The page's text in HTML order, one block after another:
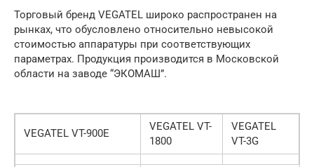
Торговый бренд VEGATEL широко распространен на
рынках, что обусловлено относительно невысокой
стоимостью аппаратуры при соответствующих
параметрах. Продукция производится в Московской
области на заводе “ЭКОМАШ”.
VEGATEL VT-900E
VEGATEL VT-
1800
VEGATEL
VT-3G